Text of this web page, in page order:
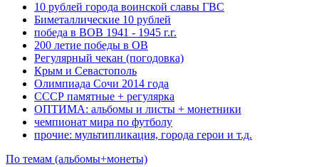
10 рублей города воинской славы ГВС
Биметаллические 10 рублей
победа в ВОВ 1941 - 1945 г.г.
200 летие победы в ОВ
Регулярный чекан (погодовка)
Крым и Севастополь
Олимпиада Сочи 2014 года
СССР памятные + регулярка
ОПТИМА: альбомы и листы + монетники
чемпионат мира по футболу
прочие: мультипликация, города герои и т.д.
По темам (альбомы+монеты)